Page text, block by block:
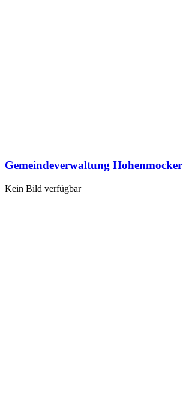
Gemeindeverwaltung Hohenmocker
Kein Bild verfügbar